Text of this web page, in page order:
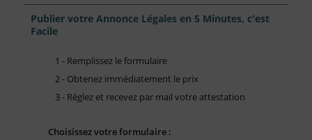
Publier votre Annonce Légales en 5 Minutes, c'est
Facile
1 - Remplissez le formulaire
2 - Obtenez immédiatement le prix
3 - Réglez et recevez par mail votre attestation
Choisissez votre formulaire :